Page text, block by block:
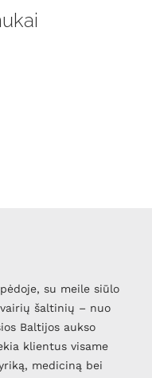
su meile siūlo
šaltinių – nuo
Baltijos aukso
klientus visame
mediciną bei